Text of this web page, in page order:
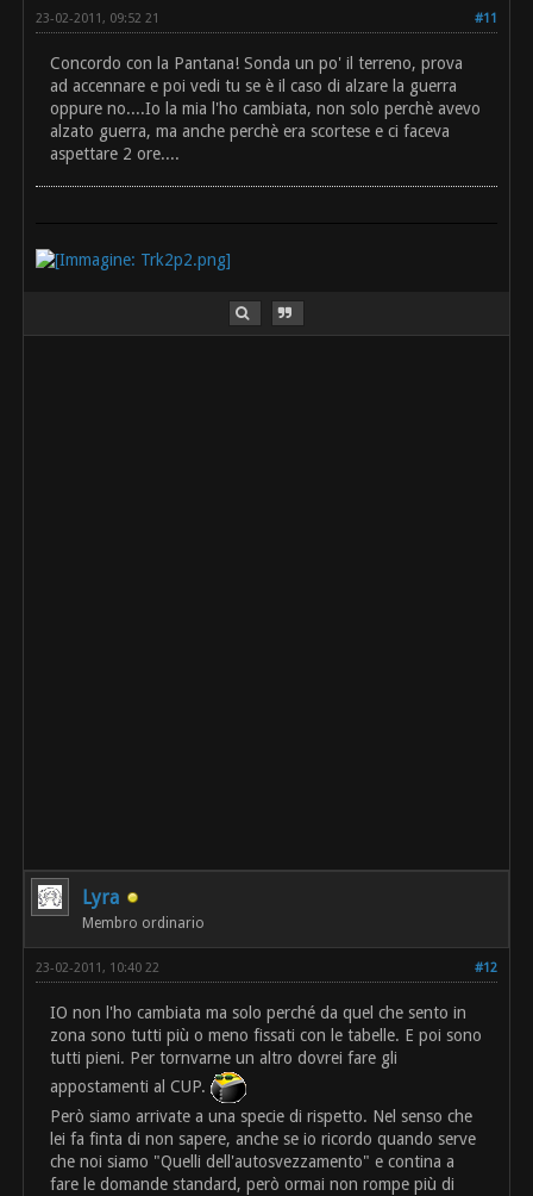
#11
23-02-2011, 09:52 21
Concordo con la Pantana! Sonda un po' il terreno, prova
ad accennare e poi vedi tu se è il caso di alzare la guerra
oppure no....Io la mia l'ho cambiata, non solo perchè avevo
alzato guerra, ma anche perchè era scortese e ci faceva
aspettare 2 ore....
Lyra
Membro ordinario
#12
23-02-2011, 10:40 22
IO non l'ho cambiata ma solo perché da quel che sento in
zona sono tutti più o meno fissati con le tabelle. E poi sono
tutti pieni. Per tornvarne un altro dovrei fare gli
appostamenti al CUP.
Però siamo arrivate a una specie di rispetto. Nel senso che
lei fa finta di non sapere, anche se io ricordo quando serve
che noi siamo "Quelli dell'autosvezzamento" e contina a
fare le domande standard, però ormai non rompe più di